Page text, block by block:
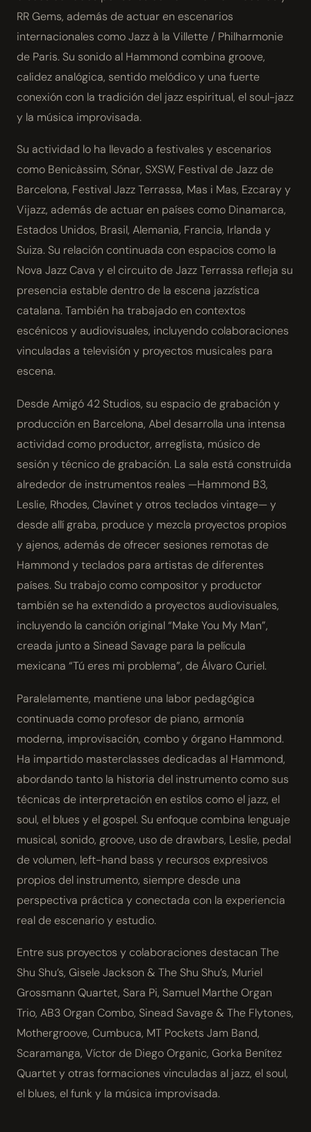
RR Gems, además de actuar en escenarios
internacionales como Jazz à la Villette / Philharmonie
de Paris. Su sonido al Hammond combina groove,
calidez analógica, sentido melódico y una fuerte
conexión con la tradición del jazz espiritual, el soul-jazz
y la música improvisada.
Su actividad lo ha llevado a festivales y escenarios
como Benicàssim, Sónar, SXSW, Festival de Jazz de
Barcelona, Festival Jazz Terrassa, Mas i Mas, Ezcaray y
Vijazz, además de actuar en países como Dinamarca,
Estados Unidos, Brasil, Alemania, Francia, Irlanda y
Suiza. Su relación continuada con espacios como la
Nova Jazz Cava y el circuito de Jazz Terrassa refleja su
presencia estable dentro de la escena jazzística
catalana. También ha trabajado en contextos
escénicos y audiovisuales, incluyendo colaboraciones
vinculadas a televisión y proyectos musicales para
escena.
Desde Amigó 42 Studios, su espacio de grabación y
producción en Barcelona, Abel desarrolla una intensa
actividad como productor, arreglista, músico de
sesión y técnico de grabación. La sala está construida
alrededor de instrumentos reales —Hammond B3,
Leslie, Rhodes, Clavinet y otros teclados vintage— y
desde allí graba, produce y mezcla proyectos propios
y ajenos, además de ofrecer sesiones remotas de
Hammond y teclados para artistas de diferentes
países. Su trabajo como compositor y productor
también se ha extendido a proyectos audiovisuales,
incluyendo la canción original “Make You My Man”,
creada junto a Sinead Savage para la película
mexicana “Tú eres mi problema”, de Álvaro Curiel.
Paralelamente, mantiene una labor pedagógica
continuada como profesor de piano, armonía
moderna, improvisación, combo y órgano Hammond.
Ha impartido masterclasses dedicadas al Hammond,
abordando tanto la historia del instrumento como sus
técnicas de interpretación en estilos como el jazz, el
soul, el blues y el gospel. Su enfoque combina lenguaje
musical, sonido, groove, uso de drawbars, Leslie, pedal
de volumen, left-hand bass y recursos expresivos
propios del instrumento, siempre desde una
perspectiva práctica y conectada con la experiencia
real de escenario y estudio.
Entre sus proyectos y colaboraciones destacan The
Shu Shu’s, Gisele Jackson & The Shu Shu’s, Muriel
Grossmann Quartet, Sara Pi, Samuel Marthe Organ
Trio, AB3 Organ Combo, Sinead Savage & The Flytones,
Mothergroove, Cumbuca, MT Pockets Jam Band,
Scaramanga, Víctor de Diego Organic, Gorka Benítez
Quartet y otras formaciones vinculadas al jazz, el soul,
el blues, el funk y la música improvisada.